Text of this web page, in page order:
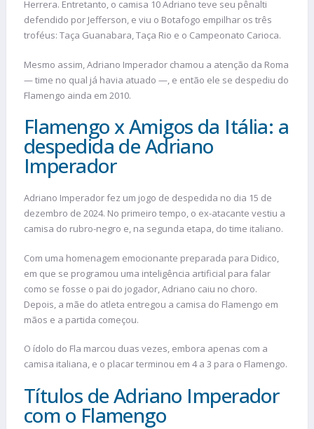
Herrera. Entretanto, o camisa 10 Adriano teve seu pênalti
defendido por Jefferson, e viu o Botafogo empilhar os três
troféus: Taça Guanabara, Taça Rio e o Campeonato Carioca.
Mesmo assim, Adriano Imperador chamou a atenção da Roma
— time no qual já havia atuado —, e então ele se despediu do
Flamengo ainda em 2010.
Flamengo x Amigos da Itália: a
despedida de Adriano
Imperador
Adriano Imperador fez um jogo de despedida no dia 15 de
dezembro de 2024. No primeiro tempo, o ex-atacante vestiu a
camisa do rubro-negro e, na segunda etapa, do time italiano.
Com uma homenagem emocionante preparada para Didico,
em que se programou uma inteligência artificial para falar
como se fosse o pai do jogador, Adriano caiu no choro.
Depois, a mãe do atleta entregou a camisa do Flamengo em
mãos e a partida começou.
O ídolo do Fla marcou duas vezes, embora apenas com a
camisa italiana, e o placar terminou em 4 a 3 para o Flamengo.
Títulos de Adriano Imperador
com o Flamengo